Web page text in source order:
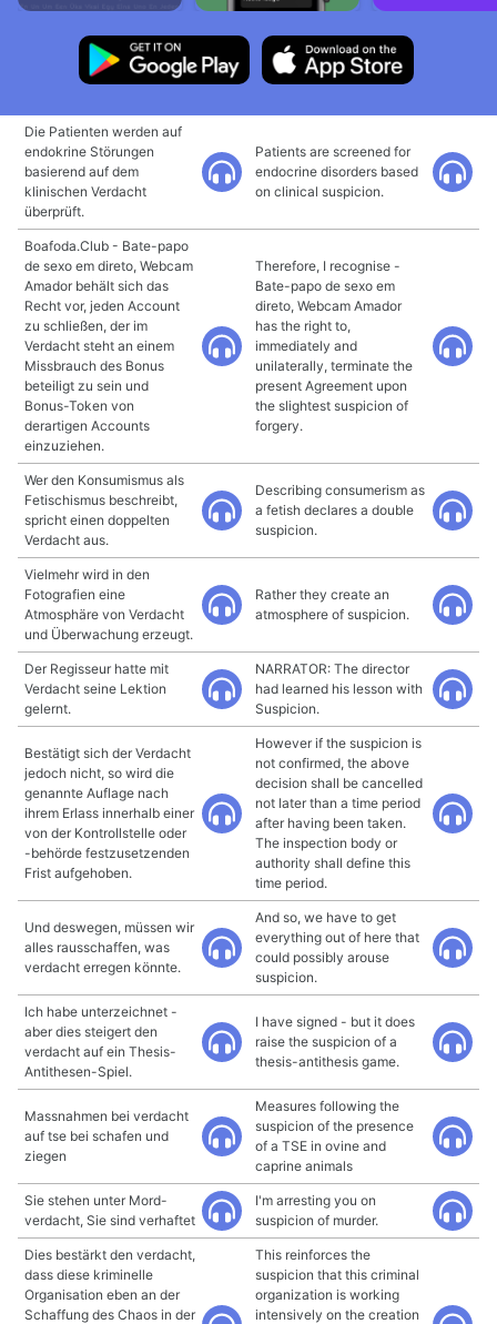
Die Patienten werden auf
endokrine Störungen
basierend auf dem
klinischen Verdacht
überprüft.
Patients are screened for
endocrine disorders based
on clinical suspicion.
Boafoda.Club - Bate-papo
de sexo em direto, Webcam
Amador behält sich das
Recht vor, jeden Account
zu schließen, der im
Verdacht steht an einem
Missbrauch des Bonus
beteiligt zu sein und
Bonus-Token von
derartigen Accounts
einzuziehen.
Therefore, I recognise -
Bate-papo de sexo em
direto, Webcam Amador
has the right to,
immediately and
unilaterally, terminate the
present Agreement upon
the slightest suspicion of
forgery.
Wer den Konsumismus als
Fetischismus beschreibt,
spricht einen doppelten
Verdacht aus.
Describing consumerism as
a fetish declares a double
suspicion.
Vielmehr wird in den
Fotografien eine
Atmosphäre von Verdacht
und Überwachung erzeugt.
Rather they create an
atmosphere of suspicion.
Der Regisseur hatte mit
Verdacht seine Lektion
gelernt.
NARRATOR: The director
had learned his lesson with
Suspicion.
Bestätigt sich der Verdacht
jedoch nicht, so wird die
genannte Auflage nach
ihrem Erlass innerhalb einer
von der Kontrollstelle oder
-behörde festzusetzenden
Frist aufgehoben.
However if the suspicion is
not confirmed, the above
decision shall be cancelled
not later than a time period
after having been taken.
The inspection body or
authority shall define this
time period.
Und deswegen, müssen wir
alles rausschaffen, was
verdacht erregen könnte.
And so, we have to get
everything out of here that
could possibly arouse
suspicion.
Ich habe unterzeichnet -
aber dies steigert den
verdacht auf ein Thesis-
Antithesen-Spiel.
I have signed - but it does
raise the suspicion of a
thesis-antithesis game.
Massnahmen bei verdacht
auf tse bei schafen und
ziegen
Measures following the
suspicion of the presence
of a TSE in ovine and
caprine animals
Sie stehen unter Mord-
verdacht, Sie sind verhaftet
I'm arresting you on
suspicion of murder.
Dies bestärkt den verdacht,
dass diese kriminelle
Organisation eben an der
Schaffung des Chaos in der
This reinforces the
suspicion that this criminal
organization is working
intensively on the creation